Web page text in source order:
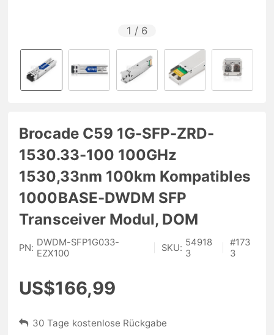
1 / 6
Brocade C59 1G-SFP-ZRD-
1530.33-100 100GHz
1530,33nm 100km Kompatibles
1000BASE-DWDM SFP
Transceiver Modul, DOM
PN: DWDM-SFP1G033-
EZX100
SKU: 54918
3
#173
3
US$166,99
30 Tage kostenlose Rückgabe